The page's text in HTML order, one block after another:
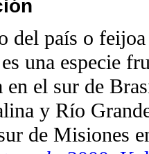
del país o
una especie
el sur de
y Río
de Misiones